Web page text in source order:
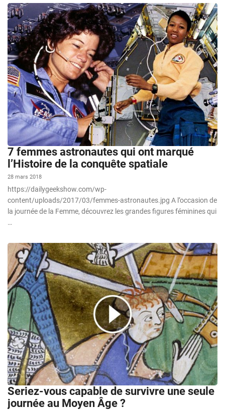
7 femmes astronautes qui ont marqué
l’Histoire de la conquête spatiale
28 mars 2018
https://dailygeekshow.com/wp-
content/uploads/2017/03/femmes-astronautes.jpg A l’occasion de
la journée de la Femme, découvrez les grandes figures féminines qui
…
Seriez-vous capable de survivre une seule
journée au Moyen Âge ?